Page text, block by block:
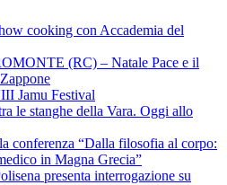
cooking con Accademia del
(RC) – Natale Pace e il
Jamu Festival
le stanghe della Vara. Oggi allo
conferenza “Dalla filosofia al corpo:
in Magna Grecia”
presenta interrogazione su